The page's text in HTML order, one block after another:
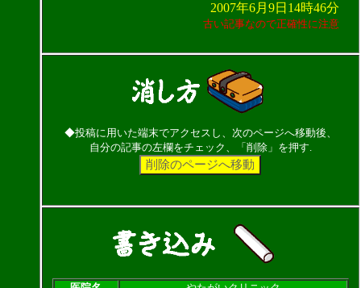
2007年6月9日14時46分
古い記事なので正確性に注意
◆投稿に用いた端末でアクセスし、次のページへ移動後、
自分の記事の左欄をチェック、「削除」を押す.